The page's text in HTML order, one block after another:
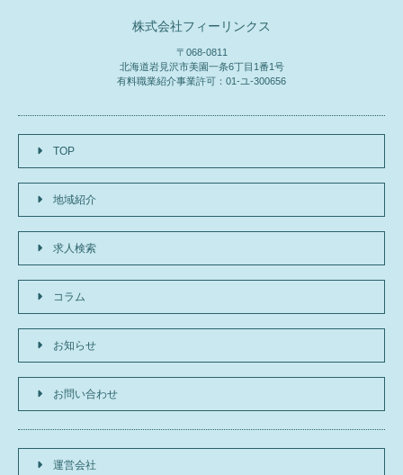
株式会社フィーリンクス
〒068-0811
北海道岩見沢市美園一条6丁目1番1号
有料職業紹介事業許可：01-ユ-300656
TOP
地域紹介
求人検索
コラム
お知らせ
お問い合わせ
運営会社